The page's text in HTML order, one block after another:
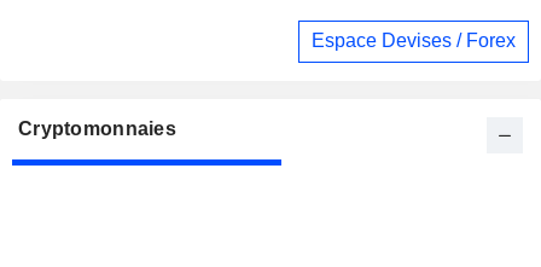
Espace Devises / Forex
Cryptomonnaies